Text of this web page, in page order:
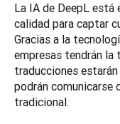
La IA de DeepL está
calidad para captar
Gracias a la
empresas tendrán la
traducciones
podrán comunicarse
tradicional.